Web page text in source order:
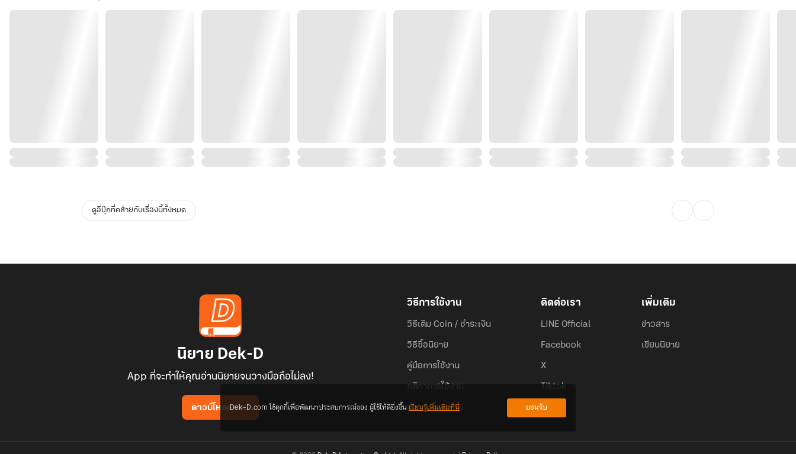
ดูอีบุ๊กที่คล้ายกับเรื่องนี้ทั้งหมด
นิยาย Dek-D
App ที่จะทำให้คุณอ่านนิยายจนวางมือถือไม่ลง!
ดาวน์โหลดแอป
วิธีการใช้งาน
วิธีเติม Coin / ชำระเงิน
วิธีซื้อนิยาย
คู่มือการใช้งาน
กติกาการใช้งาน
คำถามที่พบบ่อย
ติดต่อเรา
LINE Official
Facebook
X
Tiktok
เพิ่มเติม
ข่าวสาร
เขียนนิยาย
Dek-D.com ใช้คุกกี้เพื่อพัฒนาประสบการณ์ของ ผู้ใช้ให้ดียิ่งขึ้นเรียนรู้เพิ่มเติมที่นี่ ยอมรับ